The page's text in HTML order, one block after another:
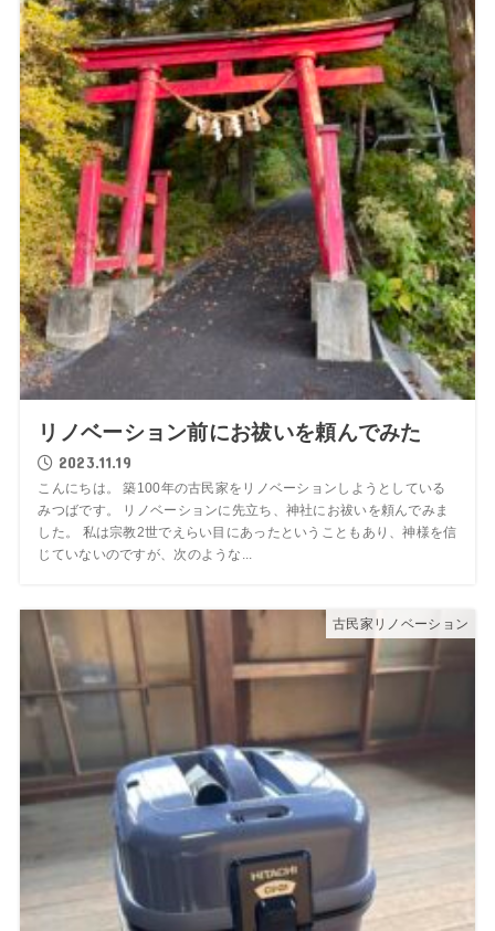
リノベーション前にお祓いを頼んでみた
2023.11.19
こんにちは。 築100年の古民家をリノベーションしようとしている
みつばです。 リノベーションに先立ち、神社にお祓いを頼んでみま
した。 私は宗教2世でえらい目にあったということもあり、神様を信
じていないのですが、次のような...
古民家リノベーション